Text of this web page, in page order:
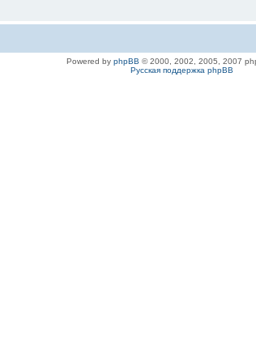
Powered by phpBB © 2000, 2002, 2005, 2007
Русская поддержка phpBB